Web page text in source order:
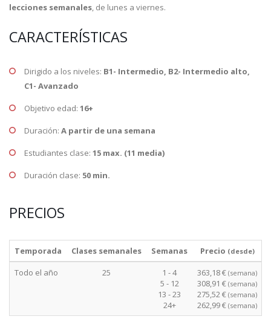
lecciones semanales, de lunes a viernes.
CARACTERÍSTICAS
Dirigido a los niveles: B1- Intermedio, B2- Intermedio alto,
C1- Avanzado
Objetivo edad: 16+
Duración: A partir de una semana
Estudiantes clase: 15 max. (11 media)
Duración clase: 50 min.
PRECIOS
Temporada Clases semanales Semanas Precio (desde)
Todo el año 25
1 - 4
5 - 12
13 - 23
24+
363,18 € (semana)
308,91 € (semana)
275,52 € (semana)
262,99 € (semana)